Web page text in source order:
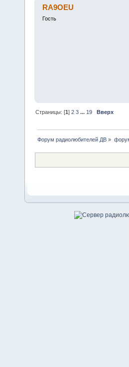
RA9OEU
Гость
Страницы: [1]2 3 ... 19 Вверх
Форум радиолюбителей ДВ »